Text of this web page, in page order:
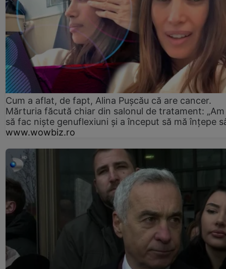
Cum a aflat, de fapt, Alina Pușcău că are cancer.
Mărturia făcută chiar din salonul de tratament:
să fac niște genuflexiuni și a început să mă înțepe
www.wowbiz.ro